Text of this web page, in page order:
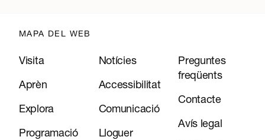
MAPA DEL WEB
Visita
Aprèn
Explora
Programació
Notícies
Accessibilitat
Comunicació
Lloguer
Preguntes
freqüents
Contacte
Avís legal